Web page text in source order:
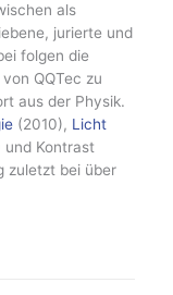
als
jurierte und
folgen die
QQTec zu
aus der Physik.
(2010), Licht
und Kontrast
zuletzt bei über